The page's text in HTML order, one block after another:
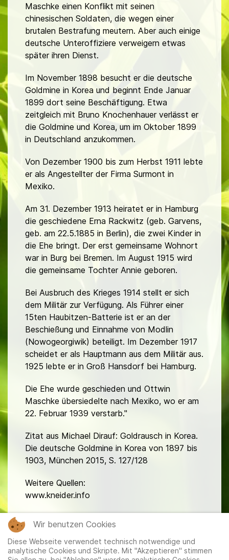
Maschke einen Konflikt mit seinen
chinesischen Soldaten, die wegen einer
brutalen Bestrafung meutern. Aber auch einige
deutsche Unteroffiziere verweigern etwas
später ihren Dienst.
Im November 1898 besucht er die deutsche
Goldmine in Korea und beginnt Ende Januar
1899 dort seine Beschäftigung. Etwa
zeitgleich mit Bruno Knochenhauer verlässt er
die Goldmine und Korea, um im Oktober 1899
in Deutschland anzukommen.
Von Dezember 1900 bis zum Herbst 1911 lebte
er als Angestellter der Firma Surmont in
Mexiko.
Am 31. Dezember 1913 heiratet er in Hamburg
die geschiedene Erna Rackwitz (geb. Garvens,
geb. am 22.5.1885 in Berlin), die zwei Kinder in
die Ehe bringt. Der erst gemeinsame Wohnort
war in Burg bei Bremen. Im August 1915 wird
die gemeinsame Tochter Annie geboren.
Bei Ausbruch des Krieges 1914 stellt er sich
dem Militär zur Verfügung. Als Führer einer
15ten Haubitzen-Batterie ist er an der
Beschießung und Einnahme von Modlin
(Nowogeorgiwik) beteiligt. Im Dezember 1917
scheidet er als Hauptmann aus dem Militär aus.
1925 lebte er in Groß Hansdorf bei Hamburg.
Die Ehe wurde geschieden und Ottwin
Maschke übersiedelte nach Mexiko, wo er am
22. Februar 1939 verstarb."
Zitat aus Michael Dirauf: Goldrausch in Korea.
Die deutsche Goldmine in Korea von 1897 bis
1903, München 2015, S. 127/128
Weitere Quellen:
www.kneider.info
Wir benutzen Cookies
Diese Webseite verwendet technisch notwendige und
analytische Cookies und Skripte. Mit "Akzeptieren" stimmen